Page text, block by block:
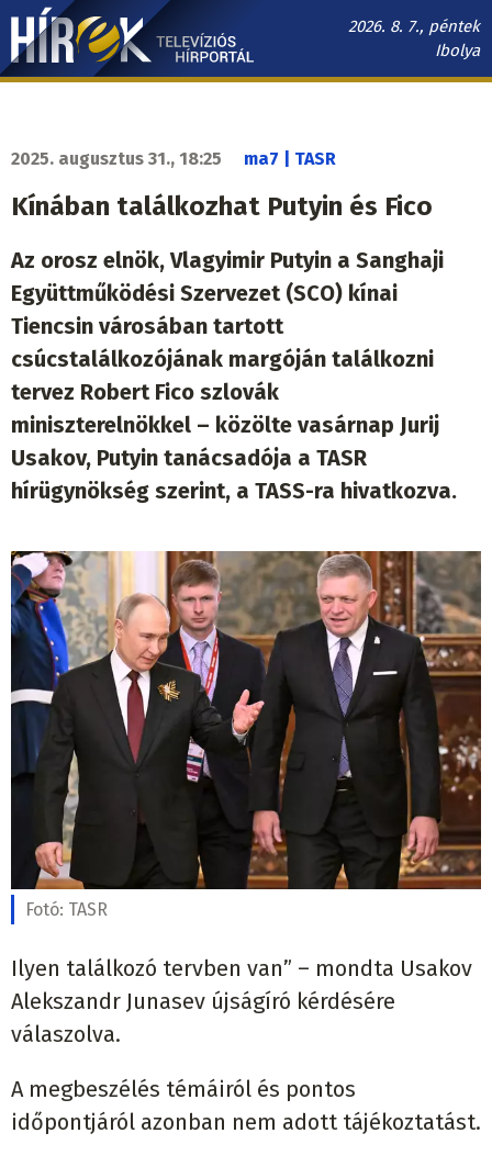
Ugrás
tartalomra
2026. 8. 7., péntek
Ibolya
Hírek.sk
2025. augusztus 31., 18:25 ma7 | TASR
Kínában találkozhat Putyin és Fico
Az orosz elnök, Vlagyimir Putyin a Sanghaji
Együttműködési Szervezet (SCO) kínai
Tiencsin városában tartott
csúcstalálkozójának margóján találkozni
tervez Robert Fico szlovák
miniszterelnökkel – közölte vasárnap Jurij
Usakov, Putyin tanácsadója a TASR
hírügynökség szerint, a TASS-ra hivatkozva.
Fotó: TASR
Ilyen találkozó tervben van” – mondta Usakov
Alekszandr Junasev újságíró kérdésére
válaszolva.
A megbeszélés témáiról és pontos
időpontjáról azonban nem adott tájékoztatást.